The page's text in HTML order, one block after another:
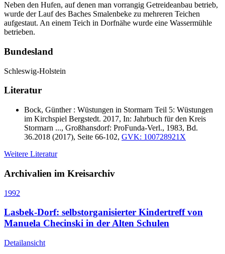
Neben den Hufen, auf denen man vorrangig Getreideanbau betrieb,
wurde der Lauf des Baches Smalenbeke zu mehreren Teichen
aufgestaut. An einem Teich in Dorfnähe wurde eine Wassermühle
betrieben.
Bundesland
Schleswig-Holstein
Literatur
Bock, Günther : Wüstungen in Stormarn Teil 5: Wüstungen
im Kirchspiel Bergstedt. 2017, In: Jahrbuch für den Kreis
Stormarn ..., Großhansdorf: ProFunda-Verl., 1983, Bd.
36.2018 (2017), Seite 66-102, GVK: 100728921X
Weitere Literatur
Archivalien im Kreisarchiv
1992
Lasbek-Dorf: selbstorganisierter Kindertreff von
Manuela Checinski in der Alten Schulen
Detailansicht